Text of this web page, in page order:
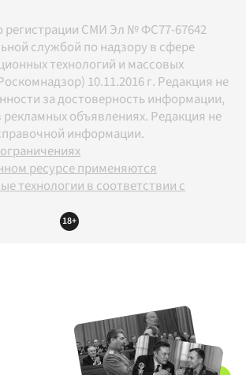
регистрации СМИ Эл № ФС77-67642
службой по надзору в сфере
технологий и массовых
10.11.2016 г. Редакция не
за достоверность информации,
объявлениях. Редакция не
информации.
ресурсе применяются
технологии в соответствии с
18+